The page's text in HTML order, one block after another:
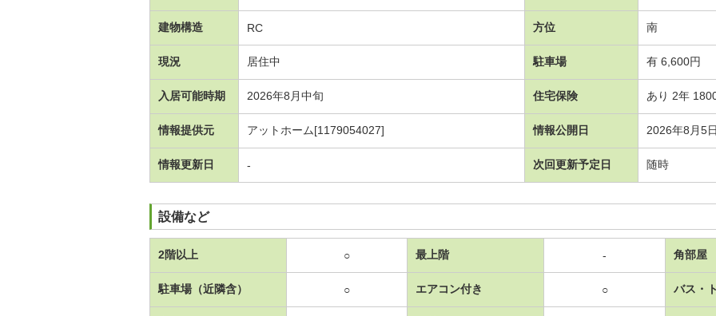
建物構造 RC 方位 南
現況 居住中 駐車場 有 6,600円
入居可能時期 2026年8月中旬 住宅保険 あり 2年
情報提供元 アットホーム[1179054027] 情報公開日 2026年8月5日
情報更新日 - 次回更新予定日 随時
設備など
2階以上 ○ 最上階 - 角部屋
駐車場（近隣含） ○ エアコン付き ○ バス・